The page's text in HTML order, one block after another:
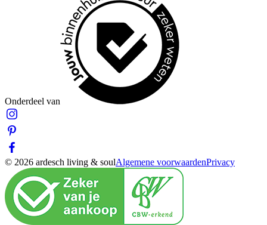
Onderdeel van
© 2026 ardesch living & soulAlgemene voorwaardenPrivacy